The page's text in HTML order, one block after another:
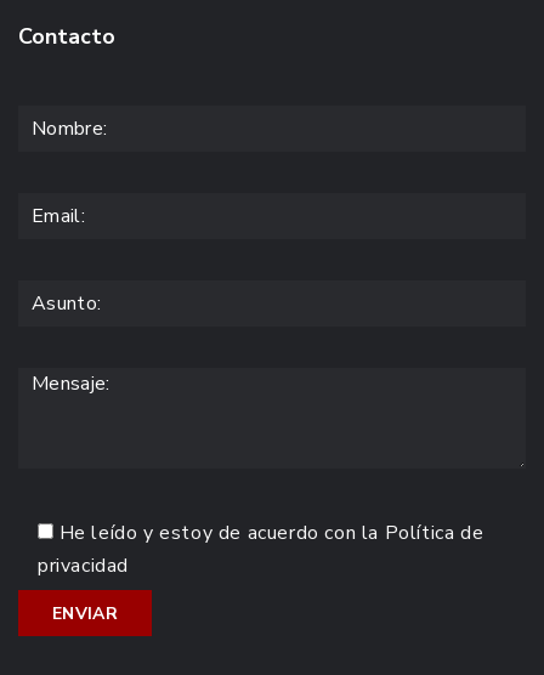
Contacto
He leído y estoy de acuerdo con la Política de
privacidad